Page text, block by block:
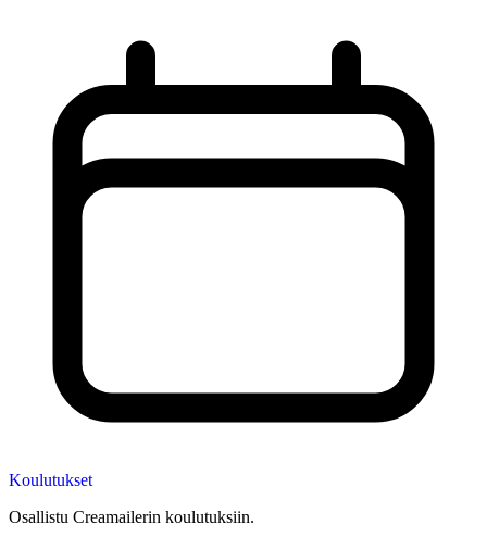
Koulutukset
Osallistu Creamailerin koulutuksiin.